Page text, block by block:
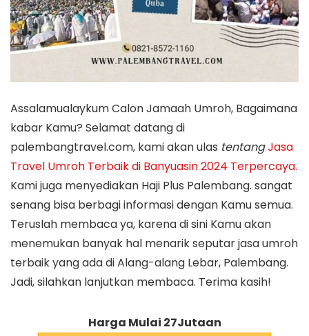
Assalamualaykum Calon Jamaah Umroh, Bagaimana
kabar Kamu? Selamat datang di
palembangtravel.com, kami akan ulas tentangJasa
Travel Umroh Terbaik di Banyuasin 2024 Terpercaya.
Kami juga menyediakan Haji Plus Palembang. sangat
senang bisa berbagi informasi dengan Kamu semua.
Teruslah membaca ya, karena di sini Kamu akan
menemukan banyak hal menarik seputar jasa umroh
terbaik yang ada di Alang-alang Lebar, Palembang.
Jadi, silahkan lanjutkan membaca. Terima kasih!
Harga Mulai 27Jutaan